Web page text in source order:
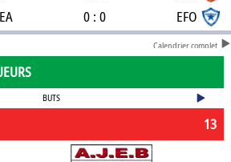
0 : 0 EFO
Calendrier complet
BUTS
13